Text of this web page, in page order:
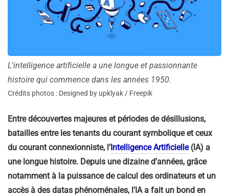
L'intelligence artificielle a une longue et passionnante
histoire qui commence dans les années 1950.
Crédits photos : Designed by upklyak / Freepik
Entre découvertes majeures et périodes de désillusions,
batailles entre les tenants du courant symbolique et ceux
du courant connexionniste, l’Intelligence Artificielle(IA) a
une longue histoire. Depuis une dizaine d’années, grâce
notamment à la puissance de calcul des ordinateurs et un
accès à des datas phénoménales, l’IA a fait un bond en